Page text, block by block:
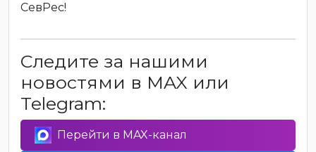
СевРес!
Следите за нашими
новостями в MAX или
Telegram:
Перейти в MAX-канал